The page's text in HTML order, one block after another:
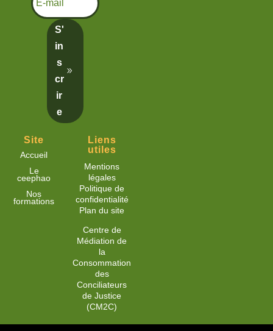
S'
in
s
cr
ir
e
Site
Accueil
Le
ceephao
Nos
formations
Liens
utiles
Mentions
légales
Politique de
confidentialité
Plan du site
Centre de
Médiation de
la
Consommation
des
Conciliateurs
de Justice
(CM2C)